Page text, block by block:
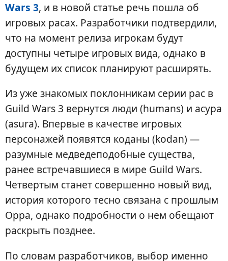
Wars 3, и в новой статье речь пошла об
игровых расах. Разработчики подтвердили,
что на момент релиза игрокам будут
доступны четыре игровых вида, однако в
будущем их список планируют расширять.
Из уже знакомых поклонникам серии рас в
Guild Wars 3 вернутся люди (humans) и асура
(asura). Впервые в качестве игровых
персонажей появятся коданы (kodan) —
разумные медведеподобные существа,
ранее встречавшиеся в мире Guild Wars.
Четвертым станет совершенно новый вид,
история которого тесно связана с прошлым
Орра, однако подробности о нем обещают
раскрыть позднее.
По словам разработчиков, выбор именно